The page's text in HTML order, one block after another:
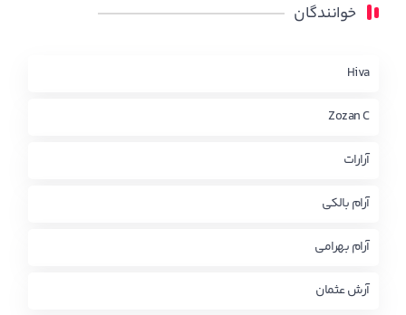
محمد جزا
چاو من
خوانندگان
Hiva
Zozan C
آرارات
آرام بالکی
آرام بهرامی
آرش عثمان